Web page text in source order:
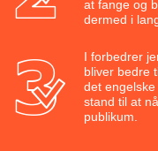
at fange og
dermed i
I forbedrer
bliver bedre
det
stand til at
publikum.